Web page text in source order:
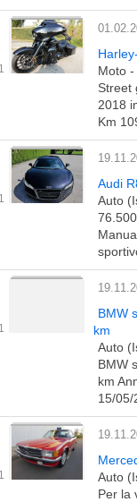
Moto
Street
2018
Km
Audi
Auto
BMW
km
Auto
BMW
km
15/05/
Auto
Per la